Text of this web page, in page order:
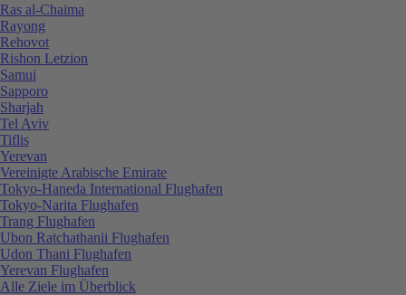
Ras al-Chaima
Rayong
Rehovot
Rishon Letzion
Samui
Sapporo
Sharjah
Tel Aviv
Tiflis
Yerevan
Vereinigte Arabische Emirate
Tokyo-Haneda International Flughafen
Tokyo-Narita Flughafen
Trang Flughafen
Ubon Ratchathanii Flughafen
Udon Thani Flughafen
Yerevan Flughafen
Alle Ziele im Überblick